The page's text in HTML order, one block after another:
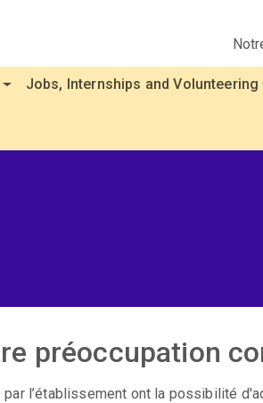
Jobs, Internships and Volunteering
préoccupation
l’établissement ont la possibilité